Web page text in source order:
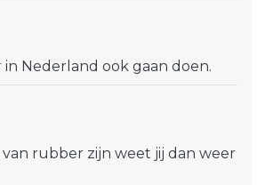
in Nederland ook gaan doen.
van rubber zijn weet jij dan weer